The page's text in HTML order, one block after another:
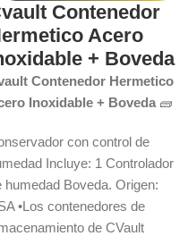
Contenedor
Acero
+ Boveda
Contenedor Hermetico
Inoxidable + Boveda 🧱
con control de
Incluye: 1 Controlador
humedad Boveda. Origen:
•Los contenedores de
de CVault